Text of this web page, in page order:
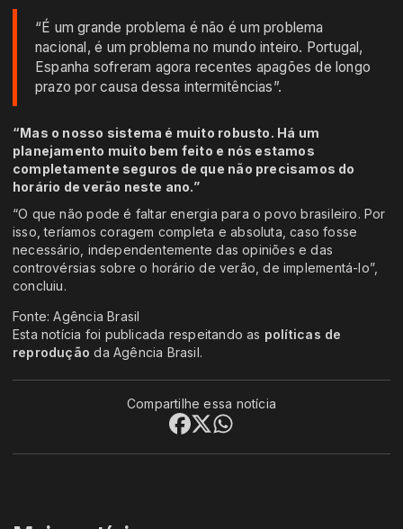
“É um grande problema é não é um problema
nacional, é um problema no mundo inteiro. Portugal,
Espanha sofreram agora recentes apagões de longo
prazo por causa dessa intermitências”.
“Mas o nosso sistema é muito robusto. Há um
planejamento muito bem feito e nós estamos
completamente seguros de que não precisamos do
horário de verão neste ano.”
“O que não pode é faltar energia para o povo brasileiro. Por
isso, teríamos coragem completa e absoluta, caso fosse
necessário, independentemente das opiniões e das
controvérsias sobre o horário de verão, de implementá-lo”,
concluiu.
Fonte: Agência Brasil
Esta notícia foi publicada respeitando as políticas de
reprodução da Agência Brasil.
Compartilhe essa notícia